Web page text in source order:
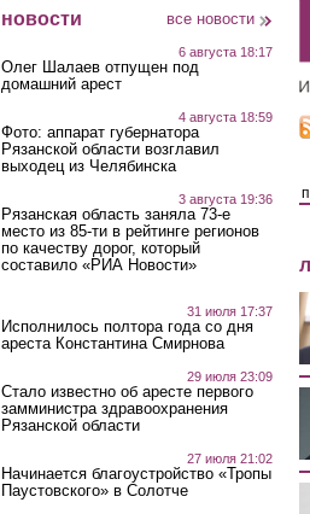
новости все новости
6 августа 18:17
Олег Шалаев отпущен под
домашний арест
4 августа 18:59
Фото: аппарат губернатора
Рязанской области возглавил
выходец из Челябинска
3 августа 19:36
Рязанская область заняла 73-е
место из 85-ти в рейтинге регионов
по качеству дорог, который
составило «РИА Новости»
31 июля 17:37
Исполнилось полтора года со дня
ареста Константина Смирнова
29 июля 23:09
Стало известно об аресте первого
замминистра здравоохранения
Рязанской области
27 июля 21:02
Начинается благоустройство «Тропы
Паустовского» в Солотче